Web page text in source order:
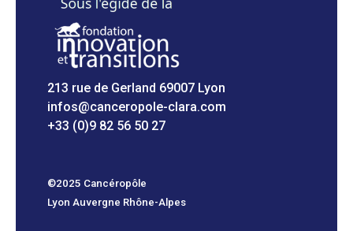
213 rue de Gerland 69007 Lyon
infos@canceropole-clara.com
+33 (0)9 82 56 50 27
©2025 Cancéropôle
Lyon Auvergne Rhône-Alpes